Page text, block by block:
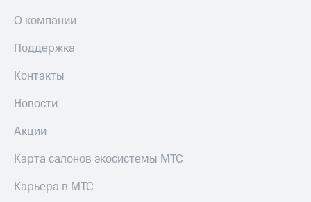
О компании
Поддержка
Контакты
Новости
Акции
Карта салонов экосистемы МТС
Карьера в МТС